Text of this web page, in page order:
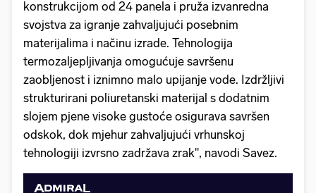
konstrukcijom od 24 panela i pruža izvanredna
svojstva za igranje zahvaljujući posebnim
materijalima i načinu izrade. Tehnologija
termozaljepljivanja omogućuje savršenu
zaobljenost i iznimno malo upijanje vode. Izdržljivi
strukturirani poliuretanski materijal s dodatnim
slojem pjene visoke gustoće osigurava savršen
odskok, dok mjehur zahvaljujući vrhunskoj
tehnologiji izvrsno zadržava zrak", navodi Savez.